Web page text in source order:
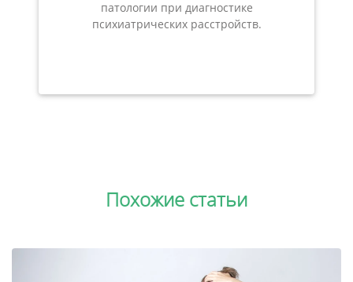
патологии при диагностике
психиатрических расстройств.
Похожие статьи